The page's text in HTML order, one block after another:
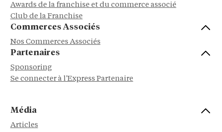
Awards de la franchise et du commerce associé
Club de la Franchise
Commerces Associés
Nos Commerces Associés
Partenaires
Sponsoring
Se connecter à l'Express Partenaire
Média
Articles